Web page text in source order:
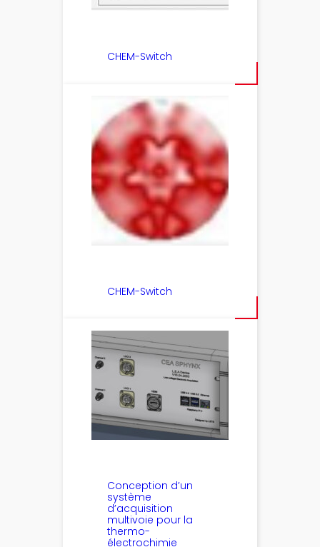
CHEM-Switch
CHEM-Switch
Conception d’un
système
d’acquisition
multivoie pour la
thermo-
électrochimie